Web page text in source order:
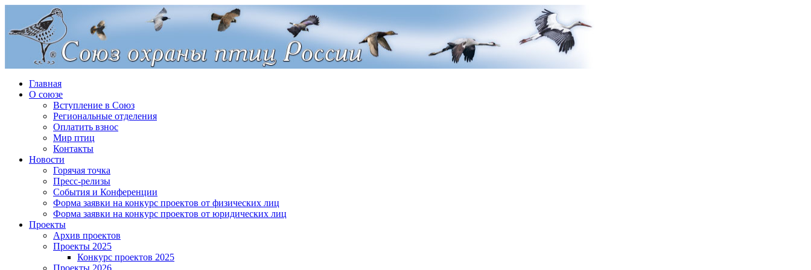
Главная
О союзе
Вступление в Союз
Региональные отделения
Оплатить взнос
Мир птиц
Контакты
Новости
Горячая точка
Пресс-релизы
События и Конференции
Форма заявки на конкурс проектов от физических лиц
Форма заявки на конкурс проектов от юридических лиц
Проекты
Архив проектов
Проекты 2025
Конкурс проектов 2025
Проекты 2026